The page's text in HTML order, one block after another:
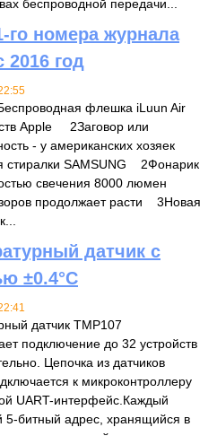
беспроводной передачи...
го номера журнала
2016 год
флешка iLuun Air
Apple 2Заговор или
- у американских хозяек
стиралки SAMSUNG 2Фонарик
свечения 8000 люмен
продолжает расти 3Новая
датчик с
±0.4°C
датчик TMP107
подключение до 32 устройств
Цепочка из датчиков
к микроконтроллеру
UART-интерфейс.Каждый
5-битный адрес, хранящийся в